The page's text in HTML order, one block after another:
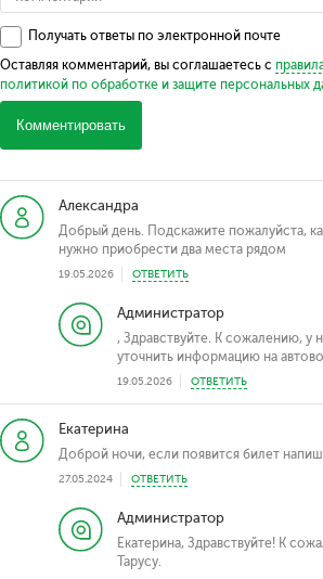
Получать ответы по электронной почте
Оставляя комментарий, вы соглашаетесь с
политикой по обработке и защите персональных
Комментировать
Александра
Добрый день. Подскажите пожалуйста,
нужно приобрести два места рядом
19.05.2026 ОТВЕТИТЬ
Администратор
, Здравствуйте. К сожалению, у
уточнить информацию на
19.05.2026 ОТВЕТИТЬ
Екатерина
Доброй ночи, если появится билет
27.05.2024 ОТВЕТИТЬ
Администратор
Екатерина, Здравствуйте! К
Тарусу.